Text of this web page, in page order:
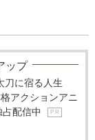
ップ
刀に宿る人生
アクションアニ
配信中
P R